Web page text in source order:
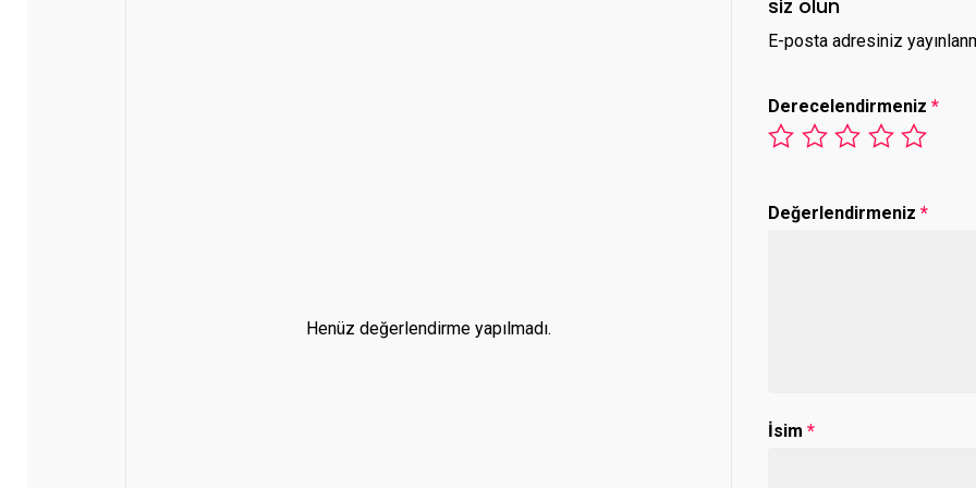
Henüz değerlendirme yapılmadı.
siz olun
E-posta adresiniz
Derecelendirmeniz*
Değerlendirmeniz*
İsim*